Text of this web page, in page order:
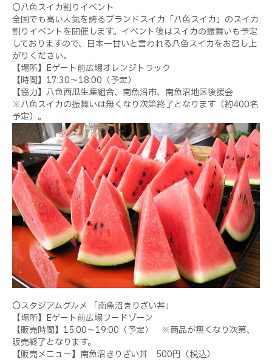
〇八色スイカ割りイベント
全国でも高い人気を誇るブランドスイカ「八色スイカ」のスイカ
割りイベントを開催します。イベント後はスイカの振舞いも予定
しておりますので、日本一甘いと言われる八色スイカをお召し上
がりください。
【場所】Eゲート前広場オレンジトラック
【時間】17:30～18:00（予定）
【協力】八色西瓜生産組合、南魚沼市、南魚沼地区後援会
※八色スイカの振舞いは無くなり次第終了となります（約400名
予定）。
〇スタジアムグルメ 「南魚沼きりざい丼」
【場所】Eゲート前広場フードゾーン
【販売時間】15:00～19:00（予定） ※商品が無くなり次第、
販売終了となります。
【販売メニュー】南魚沼きりざい丼 500円（税込）